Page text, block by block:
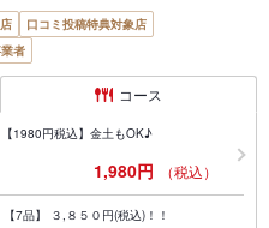
口コミ投稿特典対象店
者
コース
1980円税込】金土もOK♪
1,980円 （税込）
7品】 ３,８５０円(税込)！！